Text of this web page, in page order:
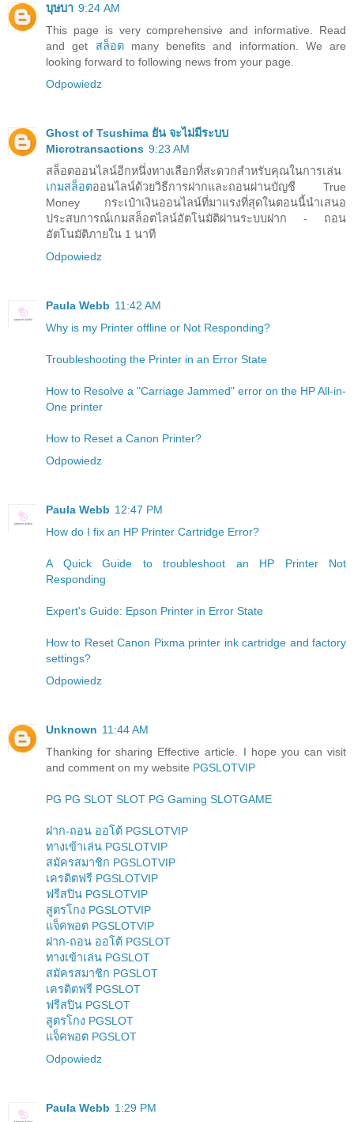
บุษบา 9:24 AM
This page is very comprehensive and informative. Read
and get สล็อตmany benefits and information. We are
looking forward to following news from your page.
Odpowiedz
Ghost of Tsushima ยัน จะไม่มีระบบ
Microtransactions 9:23 AM
สล็อตออนไลน์อีกหนึ่งทางเลือกที่สะดวกสำหรับคุณในการเล่น
เกมสล็อตออนไลน์ด้วยวิธีการฝากและถอนผ่านบัญชี True
Money กระเป๋าเงินออนไลน์ที่มาแรงที่สุดในตอนนี้นำเสนอ
ประสบการณ์เกมสล็อตไลน์อัตโนมัติผ่านระบบฝาก - ถอน
อัตโนมัติภายใน 1 นาที
Odpowiedz
Paula Webb 11:42 AM
Why is my Printer offline or Not Responding?
Troubleshooting the Printer in an Error State
How to Resolve a "Carriage Jammed" error on the HP All-in-
One printer
How to Reset a Canon Printer?
Odpowiedz
Paula Webb 12:47 PM
How do I fix an HP Printer Cartridge Error?
A Quick Guide to troubleshoot an HP Printer Not
Responding
Expert's Guide: Epson Printer in Error State
How to Reset Canon Pixma printer ink cartridge and factory
settings?
Odpowiedz
Unknown 11:44 AM
Thanking for sharing Effective article. I hope you can visit
and comment on my website PGSLOTVIP
PG PG SLOT SLOT PG Gaming SLOTGAME
ฝาก-ถอน ออโต้ PGSLOTVIP
ทางเข้าเล่น PGSLOTVIP
สมัครสมาชิก PGSLOTVIP
เครดิตฟรี PGSLOTVIP
ฟรีสปิน PGSLOTVIP
สูตรโกง PGSLOTVIP
แจ็คพอต PGSLOTVIP
ฝาก-ถอน ออโต้ PGSLOT
ทางเข้าเล่น PGSLOT
สมัครสมาชิก PGSLOT
เครดิตฟรี PGSLOT
ฟรีสปิน PGSLOT
สูตรโกง PGSLOT
แจ็คพอต PGSLOT
Odpowiedz
Paula Webb 1:29 PM